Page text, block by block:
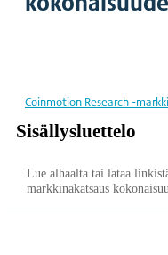
Coinmotion Research -
Sisällysluettelo
Lue alhaalta tai lataa
markkinakatsaus